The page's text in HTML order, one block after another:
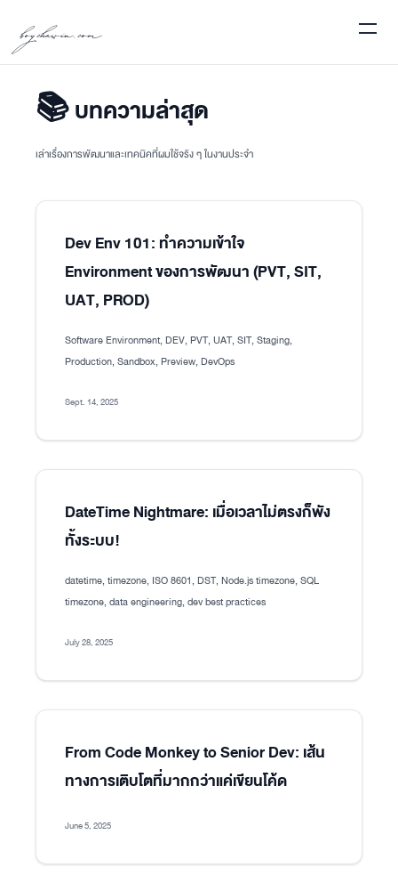
boychawin.com
📚 บทความล่าสุด
เล่าเรื่องการพัฒนาและเทคนิคที่ผมใช้จริง ๆ ในงานประจำ
Dev Env 101: ทำความเข้าใจ
Environment ของการพัฒนา (PVT, SIT,
UAT, PROD)
Software Environment, DEV, PVT, UAT, SIT, Staging,
Production, Sandbox, Preview, DevOps
Sept. 14, 2025
DateTime Nightmare: เมื่อเวลาไม่ตรงก็พัง
ทั้งระบบ!
datetime, timezone, ISO 8601, DST, Node.js timezone, SQL
timezone, data engineering, dev best practices
July 28, 2025
From Code Monkey to Senior Dev: เส้น
ทางการเติบโตที่มากกว่าแค่เขียนโค้ด
June 5, 2025